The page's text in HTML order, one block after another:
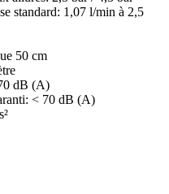
standard: 1,07 l/min à 2,5
50 cm
dB (A)
< 70 dB (A)